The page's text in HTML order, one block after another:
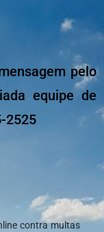
pelo
equipe de
2525
contra multas